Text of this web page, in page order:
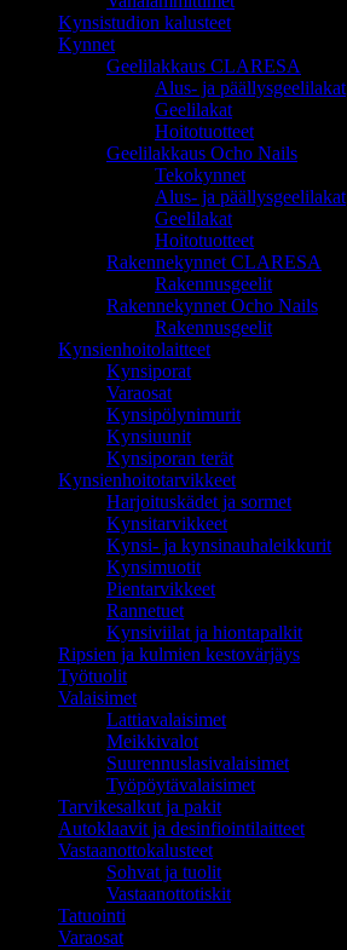
Kynsistudion kalusteet
Kynnet
Geelilakkaus CLARESA
Alus- ja päällysgeelilakat
Geelilakat
Hoitotuotteet
Geelilakkaus Ocho Nails
Tekokynnet
Alus- ja päällysgeelilakat
Geelilakat
Hoitotuotteet
Rakennekynnet CLARESA
Rakennusgeelit
Rakennekynnet Ocho Nails
Rakennusgeelit
Kynsienhoitolaitteet
Kynsiporat
Varaosat
Kynsipölynimurit
Kynsiuunit
Kynsiporan terät
Kynsienhoitotarvikkeet
Harjoituskädet ja sormet
Kynsitarvikkeet
Kynsi- ja kynsinauhaleikkurit
Kynsimuotit
Pientarvikkeet
Rannetuet
Kynsiviilat ja hiontapalkit
Ripsien ja kulmien kestovärjäys
Työtuolit
Valaisimet
Lattiavalaisimet
Meikkivalot
Suurennuslasivalaisimet
Työpöytävalaisimet
Tarvikesalkut ja pakit
Autoklaavit ja desinfiointilaitteet
Vastaanottokalusteet
Sohvat ja tuolit
Vastaanottotiskit
Tatuointi
Varaosat